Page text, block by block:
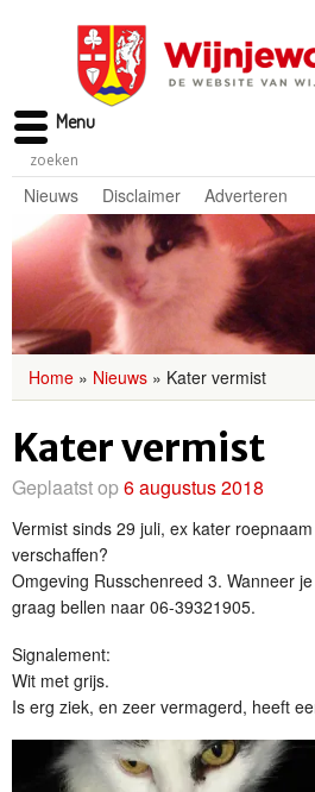
Nieuws Disclaimer Adverteren
Home » Nieuws » Kater vermist
Kater vermist
Geplaatst op6 augustus 2018
Vermist sinds 29 juli, ex kater
verschaffen?
Omgeving Russchenreed 3. Wanneer
graag bellen naar 06-39321905.
Signalement:
Wit met grijs.
Is erg ziek, en zeer vermagerd, heeft
Menu